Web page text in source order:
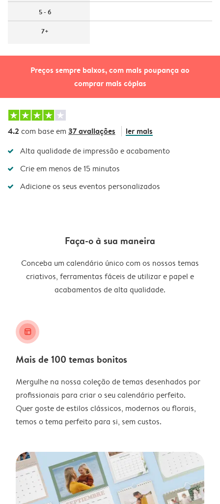
Preços sempre baixos, com mais poupança ao
comprar mais cópias
5 - 6
7+
4.2 com base em 37 avaliações ler mais
Alta qualidade de impressão e acabamento
Crie em menos de 15 minutos
Adicione os seus eventos personalizados
Faça-o à sua maneira
Conceba um calendário único com os nossos temas
criativos, ferramentas fáceis de utilizar e papel e
acabamentos de alta qualidade.
layout_alt
Mais de 100 temas bonitos
Mergulhe na nossa coleção de temas desenhados por
profissionais para criar o seu calendário perfeito.
Quer goste de estilos clássicos, modernos ou florais,
temos o tema perfeito para si, sem custos.